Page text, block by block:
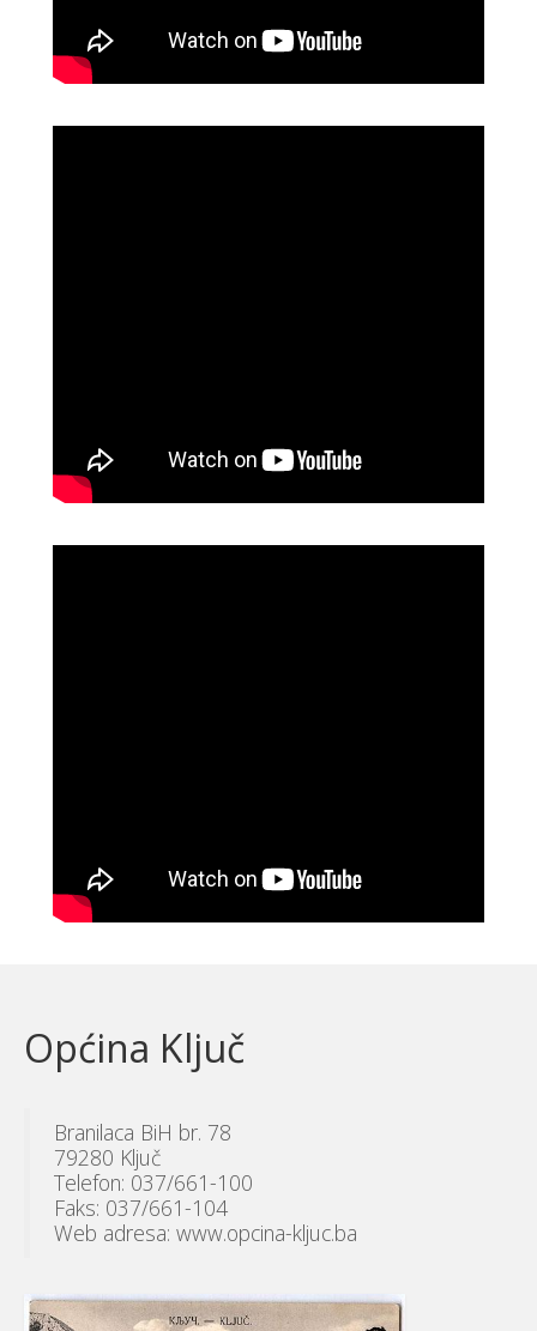
Općina Ključ
Branilaca BiH br. 78
79280 Ključ
Telefon: 037/661-100
Faks: 037/661-104
Web adresa: www.opcina-kljuc.ba